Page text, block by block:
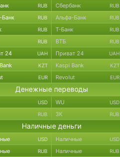
RUB Сбербанк RUB
Банк RUB Альфа-Банк RUB
RUB Т-Банк RUB
RUB ВТБ RUB
24 UAH Приват 24 UAH
KZT Kaspi Bank KZT
EUR Revolut EUR
Денежные переводы
USD WU USD
RUB ЗК RUB
Наличные деньги
USD Наличные USD
RUB Наличные RUB